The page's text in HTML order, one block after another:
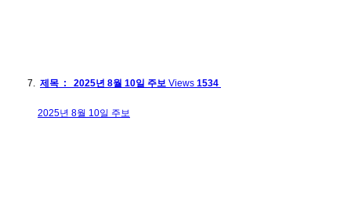
제목 : 2025년 8월 10일 주보 Views 1534
2025년 8월 10일 주보